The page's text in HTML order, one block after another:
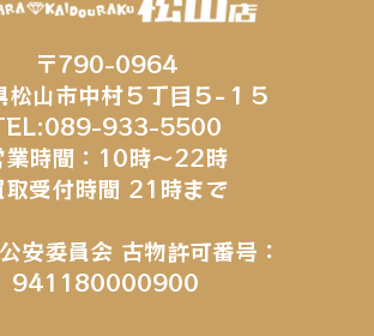
〒790-0964
松山市中村５丁目５−１５
933-5500
業時間：10時～22時
取受付時間 21時まで
安委員会 古物許可番号：
941180000900